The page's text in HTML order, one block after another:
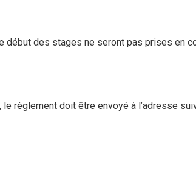
début des stages ne seront pas prises en
règlement doit être envoyé à l’adresse